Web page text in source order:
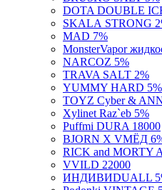
DOTA DOUBLE
SKАLА STRONG
MAD 7%
MonsterVapor
NARCOZ 5%
TRAVA SALT 2%
YUMMY HARD 5%
TOYZ Cyber &
Xylinet Raz`eb 5%
Puffmi DURA 18000
BJORN X VМЁД
RICK and MORTY
VVILD 22000
ИНДИВИDUALL
Podonki VINTAGE